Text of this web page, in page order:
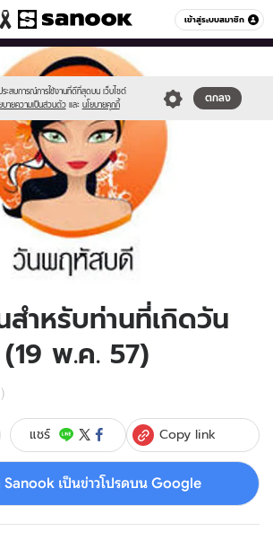
เข้าสู่ระบบสมาชิก
หมวดอื่นๆ
ระสบการณ์การใช้งานที่ดีที่สุดบน เว็บไซต์
บายความเป็นส่วนตัว และ นโยบายคุกกี้
ตกลง
images/logo-
12/63845/170-
สำหรับท่านที่เกิดวัน
พ.ค. 57)
แชร์ Copy link
Sanook เป็นข่าวโปรดบน Google